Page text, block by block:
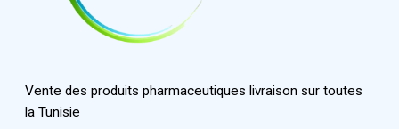
Vente des produits pharmaceutiques livraison sur toutes
la Tunisie